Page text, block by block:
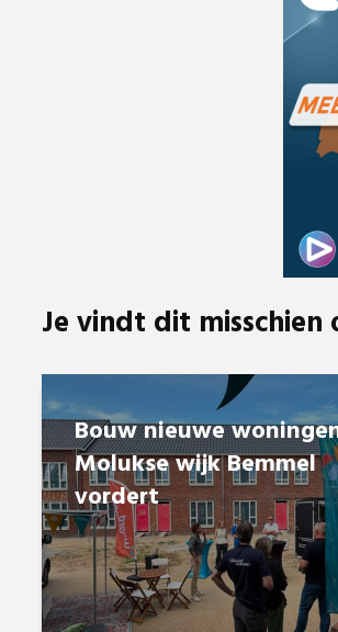
Je vindt dit misschien
Bouw nieuwe
Molukse wijk Bemmel
vordert